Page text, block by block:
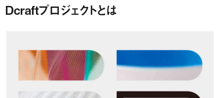
Dcraftプロジェクトとは